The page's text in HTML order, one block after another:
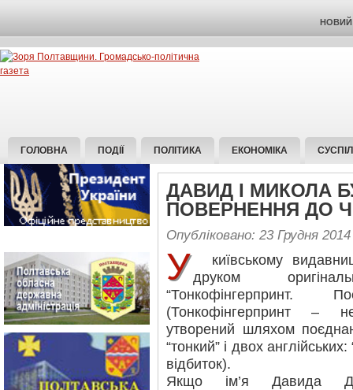
НОВИЙ
ГОЛОВНА ПОДІЇ ПОЛІТИКА ЕКОНОМІКА
ДАВИД І МИКОЛА
ПОВЕРНЕННЯ ДО
Опубліковано: 23 Грудня 2014
У
київському
друком
(Тонкофінгерпринт –
утворений шляхом
“тонкий” і двох
відбиток).
Якщо ім’я Давида